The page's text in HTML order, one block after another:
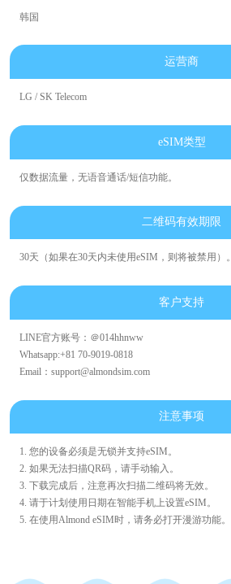
韩国
运营商
LG / SK Telecom
eSIM类型
仅数据流量，无语音通话/短信功能。
二维码有效期限
30天（如果在30天内未使用eSIM，则将被禁用）。
客户支持
LINE官方账号：＠014hhnww
Whatsapp:+81 70-9019-0818
Email：support@almondsim.com
注意事项
1. 您的设备必须是无锁并支持eSIM。
2. 如果无法扫描QR码，请手动输入。
3. 下载完成后，注意再次扫描二维码将无效。
4. 请于计划使用日期在智能手机上设置eSIM。
5. 在使用Almond eSIM时，请务必打开漫游功能。